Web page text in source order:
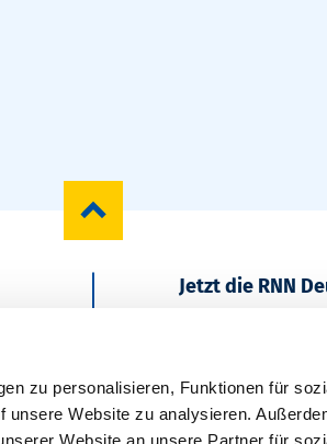
zu personalisieren, Funktionen für
unsere Website zu analysieren.
Jetzt die RNN